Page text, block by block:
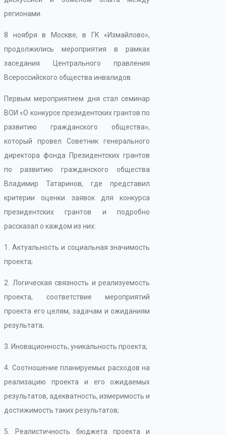
регионами.
8 ноября в Москве, в ГК «Измайлово»,
продолжились мероприятия в рамках
заседания Центрального правления
Всероссийского общества инвалидов.
Первым мероприятием дня стал семинар
ВОИ «О конкурсе президентских грантов по
развитию гражданского общества»,
который провел Советник генерального
директора фонда Президентских грантов
по развитию гражданского общества
Владимир Татаринов, где представил
критерии оценки заявок для конкурса
президентских грантов и подробно
рассказал о каждом из них:
1. Актуальность и социальная значимость
проекта;
2. Логическая связность и реализуемость
проекта, соответствие мероприятий
проекта его целям, задачам и ожиданиям
результата;
3. Иновационность, уникальность проекта;
4. Соотношение планируемых расходов на
реализацию проекта и его ожидаемых
результатов, адекватность, измеримость и
достижимость таких результатов;
5. Реалистичность бюджета проекта и